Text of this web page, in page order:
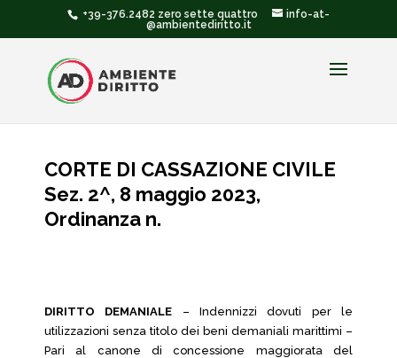
+39-376.2482 zero sette quattro
info-at-
@ambientediritto.it
CORTE DI CASSAZIONE CIVILE
Sez. 2^, 8 maggio 2023,
Ordinanza n.
DIRITTO DEMANIALE – Indennizzi dovuti per le
utilizzazioni senza titolo dei beni demaniali marittimi –
Pari al canone di concessione maggiorata del